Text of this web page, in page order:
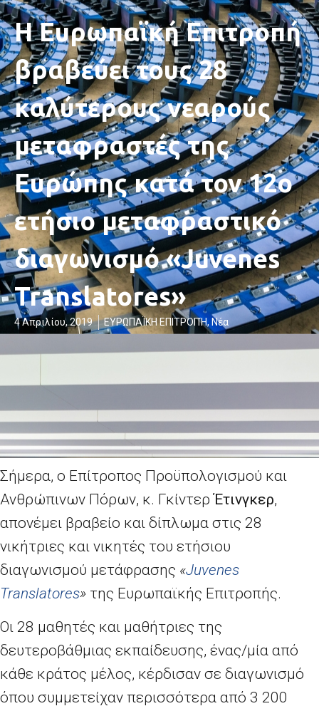
Η Ευρωπαϊκή Επιτροπή
βραβεύει τους 28
καλύτερους νεαρούς
μεταφραστές της
Ευρώπης κατά τον 12ο
ετήσιο μεταφραστικό
διαγωνισμό «Juvenes
Translatores»
4 Απριλίου, 2019 ΕΥΡΩΠΑΪΚΗ ΕΠΙΤΡΟΠΉ, Νέα
Σήμερα, ο Επίτροπος Προϋπολογισμού και
Ανθρώπινων Πόρων, κ. ΓκίντερΈτινγκερ,
απονέμει βραβείο και δίπλωμα στις 28
νικήτριες και νικητές του ετήσιου
διαγωνισμού μετάφρασης «Juvenes
Translatores» της Ευρωπαϊκής Επιτροπής.
Οι 28 μαθητές και μαθήτριες της
δευτεροβάθμιας εκπαίδευσης, ένας/μία από
κάθε κράτος μέλος, κέρδισαν σε διαγωνισμό
όπου συμμετείχαν περισσότερα από 3 200